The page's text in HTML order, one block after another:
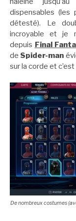
dispensables (les
détesté). Le
incroyable et je
depuis Final
de Spider-man
sur la corde et
De nombreux costumes